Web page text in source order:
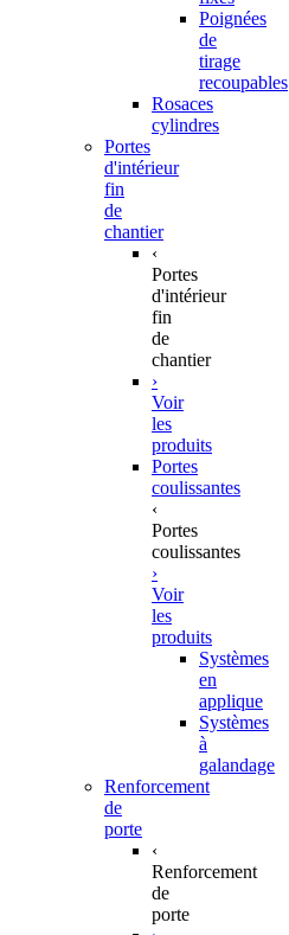
Poignées
de
tirage
recoupables
Rosaces
cylindres
Portes
d'intérieur
fin
de
chantier
‹
Portes
d'intérieur
fin
de
chantier
›
Voir
les
produits
Portes
coulissantes
‹
Portes
coulissantes
›
Voir
les
produits
Systèmes
en
applique
Systèmes
à
galandage
Renforcement
de
porte
‹
Renforcement
de
porte